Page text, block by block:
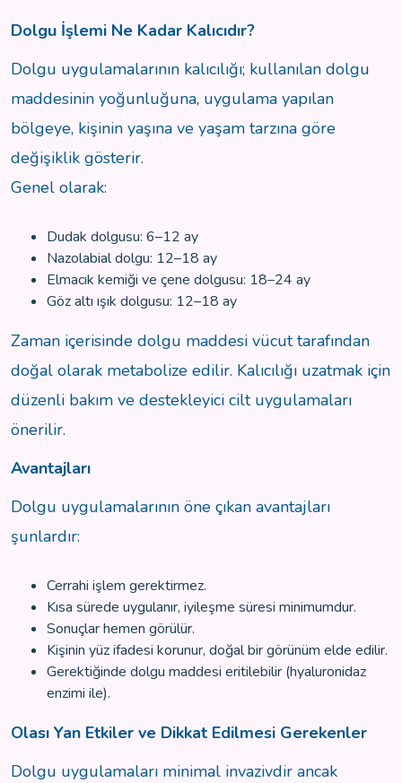
Dolgu İşlemi Ne Kadar Kalıcıdır?
Dolgu uygulamalarının kalıcılığı; kullanılan dolgu
maddesinin yoğunluğuna, uygulama yapılan
bölgeye, kişinin yaşına ve yaşam tarzına göre
değişiklik gösterir.
Genel olarak:
Dudak dolgusu: 6–12 ay
Nazolabial dolgu: 12–18 ay
Elmacık kemiği ve çene dolgusu: 18–24 ay
Göz altı ışık dolgusu: 12–18 ay
Zaman içerisinde dolgu maddesi vücut tarafından
doğal olarak metabolize edilir. Kalıcılığı uzatmak için
düzenli bakım ve destekleyici cilt uygulamaları
önerilir.
Avantajları
Dolgu uygulamalarının öne çıkan avantajları
şunlardır:
Cerrahi işlem gerektirmez.
Kısa sürede uygulanır, iyileşme süresi minimumdur.
Sonuçlar hemen görülür.
Kişinin yüz ifadesi korunur, doğal bir görünüm elde edilir.
Gerektiğinde dolgu maddesi eritilebilir (hyaluronidaz
enzimi ile).
Olası Yan Etkiler ve Dikkat Edilmesi Gerekenler
Dolgu uygulamaları minimal invazivdir ancak